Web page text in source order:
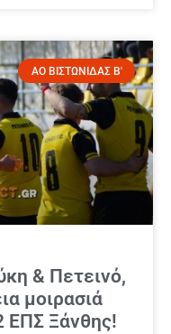
ΑΟ ΒΙΣΤΩΝΙΔΑΣ Β'
& Πετεινό,
μοιρασιά
ΕΠΣ Ξάνθης!